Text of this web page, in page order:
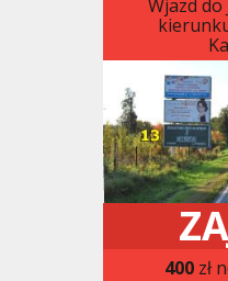
Wjazd do
400zł